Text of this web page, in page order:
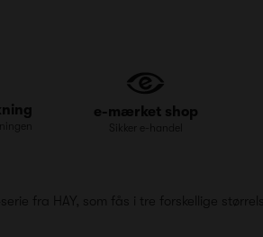
e-mærket shop
Sikker e-handel
fra HAY, som fås i tre forskellige